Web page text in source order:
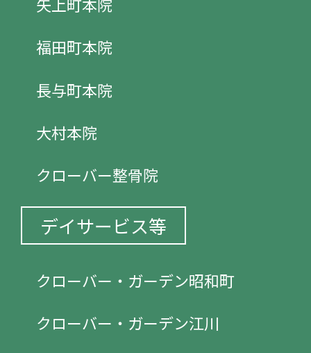
福田町本院
長与町本院
大村本院
クローバー整骨院
デイサービス等
クローバー・ガーデン昭和町
クローバー・ガーデン江川